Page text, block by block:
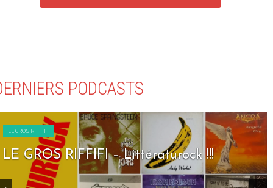
PODCASTS
LE GROS RIFFIFI
LE GROS RIFFIFI – Seven Days To Rock